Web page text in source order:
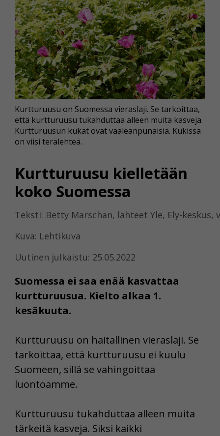
Kurtturuusu kielletään
koko Suomessa
Teksti: Betty Marschan, lähteet Yle, Ely-keskus,
Kuva: Lehtikuva
Uutinen julkaistu: 25.05.2022
Suomessa ei saa enää kasvattaa
kurtturuusua. Kielto alkaa 1.
kesäkuuta.
Kurtturuusu on Suomessa vieraslaji. Se tarkoittaa,
että kurtturuusu tukahduttaa alleen muita kasveja.
Kurtturuusun kukat ovat vaaleanpunaisia. Kukissa
on viisi terälehteä.
Kurtturuusu on haitallinen vieraslaji. Se
tarkoittaa, että kurtturuusu ei kuulu
Suomeen, sillä se vahingoittaa
luontoamme.
Kurtturuusu tukahduttaa alleen muita
tärkeitä kasveja. Siksi kaikki